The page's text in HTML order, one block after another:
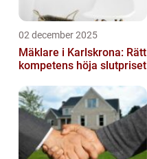
02 december 2025
Mäklare i Karlskrona: Rätt
kompetens höja slutpriset